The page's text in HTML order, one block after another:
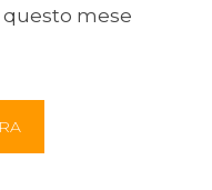
mese